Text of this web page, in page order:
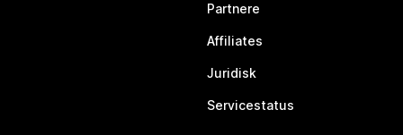
Partnere
Affiliates
Juridisk
Servicestatus